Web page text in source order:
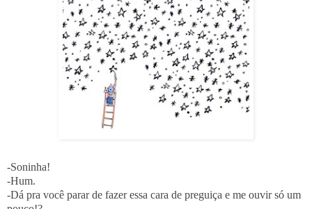
-Soninha!
-Hum.
-Dá pra você parar de fazer essa cara de preguiça e me ouvir só um